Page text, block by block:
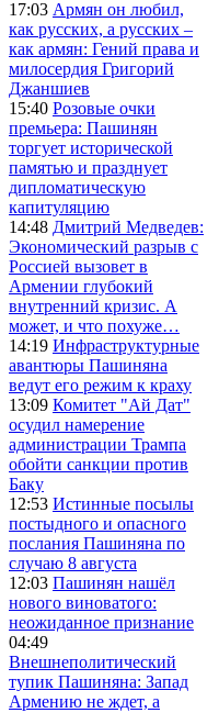
17:03 Армян он любил,
как русских, а русских –
как армян: Гений права и
милосердия Григорий
Джаншиев
15:40 Розовые очки
премьера: Пашинян
торгует исторической
памятью и празднует
дипломатическую
капитуляцию
14:48 Дмитрий Медведев:
Экономический разрыв с
Россией вызовет в
Армении глубокий
внутренний кризис. А
может, и что похуже…
14:19 Инфраструктурные
авантюры Пашиняна
ведут его режим к краху
13:09 Комитет "Ай Дат"
осудил намерение
администрации Трампа
обойти санкции против
Баку
12:53 Истинные посылы
постыдного и опасного
послания Пашиняна по
случаю 8 августа
12:03 Пашинян нашёл
нового виноватого:
неожиданное признание
04:49
Внешнеполитический
тупик Пашиняна: Запад
Армению не ждет, а